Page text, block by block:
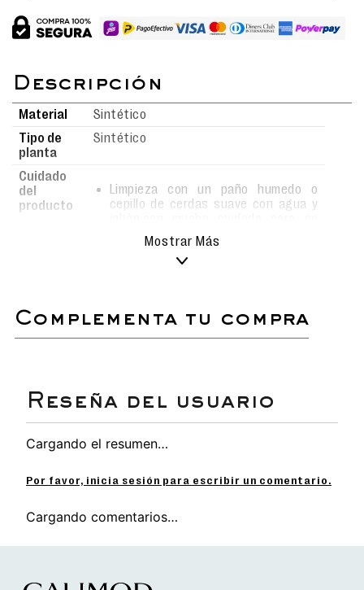
"
Sandalia tipo flats de suave textura, planta
Con dos tiras regulables.
Material
Sintético
Tipo de
planta
Sintético
Cuidado
del
producto
Limpieza con un paño humedo o
cepillo de cerdas suave con agua y
rayar la superficie.
Secado al aire libre bajo con sombra.
No sumergir ni lavar en lavadora.
Mostrar Más
complementa tu compra
Cargando el resumen…
Por favor, inicia sesión para escribir un comentario.
Cargando comentarios…